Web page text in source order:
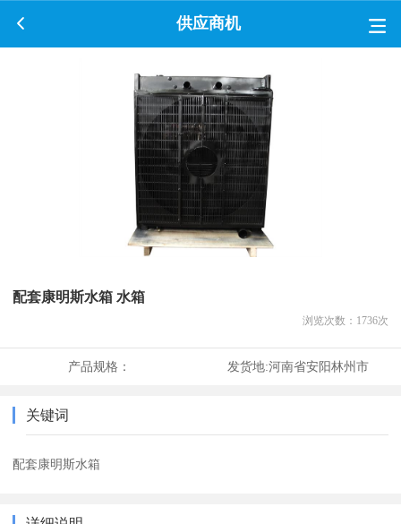
供应商机
配套康明斯水箱 水箱
浏览次数： 1736次
产品规格： 发货地:河南省安阳林州市
关键词
配套康明斯水箱